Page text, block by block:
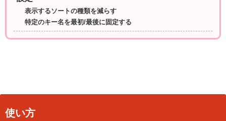
表示するソートの種類を減らす
特定のキー名を最初/最後に固定する
使い方